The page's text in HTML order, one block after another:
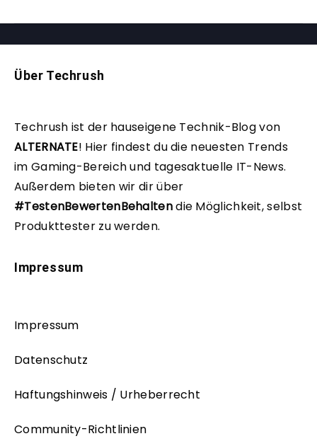
Über Techrush
Techrush ist der hauseigene Technik-Blog von
ALTERNATE! Hier findest du die neuesten Trends
im Gaming-Bereich und tagesaktuelle IT-News.
Außerdem bieten wir dir über
#TestenBewertenBehaltendie Möglichkeit, selbst
Produkttester zu werden.
Impressum
Impressum
Datenschutz
Haftungshinweis / Urheberrecht
Community-Richtlinien